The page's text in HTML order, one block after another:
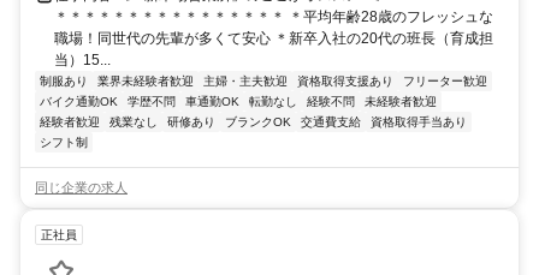
＊＊＊＊＊＊＊＊＊＊＊＊＊＊＊＊ ＊平均年齢28歳のフレッシュな
職場！同世代の先輩が多くて安心 ＊新卒入社の20代の班長（育成担
当）15...
制服あり 業界未経験者歓迎 主婦・主夫歓迎 資格取得支援あり
フリーター歓迎
バイク通勤OK
学歴不問 車通勤OK 転勤なし 経験不問
未経験者歓迎
経験者歓迎
残業なし 研修あり ブランクOK 交通費支給
資格取得手当あり
シフト制
同じ企業の求人
正社員